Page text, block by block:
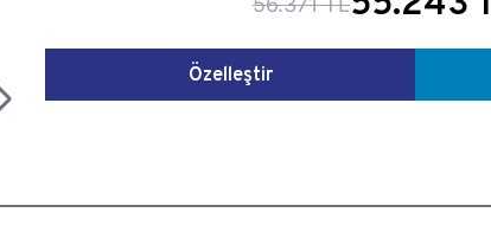
Özelleştir